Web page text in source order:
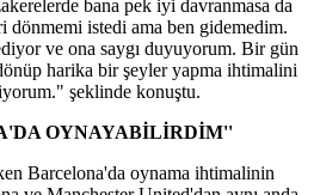
bana pek iyi davranmasa da
dönmemi istedi ama ben gidemedim.
ve ona saygı duyuyorum. Bir gün
harika bir şeyler yapma ihtimalini
şeklinde konuştu.
OYNAYABİLİRDİM''
Barcelona'da oynama ihtimalinin